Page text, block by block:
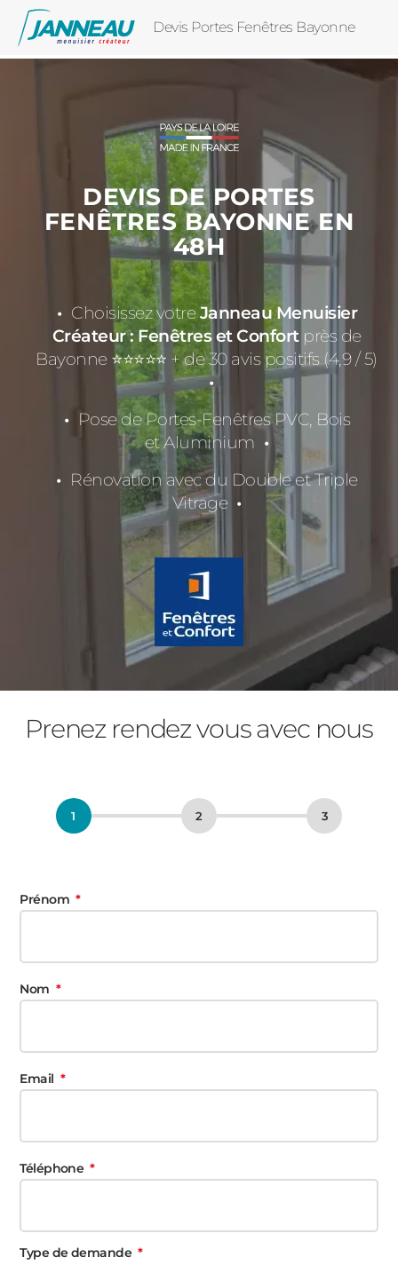
Devis Portes Fenêtres Bayonne
DEVIS DE PORTES
FENÊTRES BAYONNE EN
48H
Choisissez votreJanneau Menuisier
Créateur : Fenêtres et Confortprès de
Bayonne ⭐⭐⭐⭐⭐ + de 30 avis positifs (4,9 / 5)
Pose de Portes-Fenêtres PVC, Bois
et Aluminium
Rénovation avec du Double et Triple
Vitrage
Prenez rendez vous avec nous
Prénom
Nom
Email
Téléphone
Type de demande